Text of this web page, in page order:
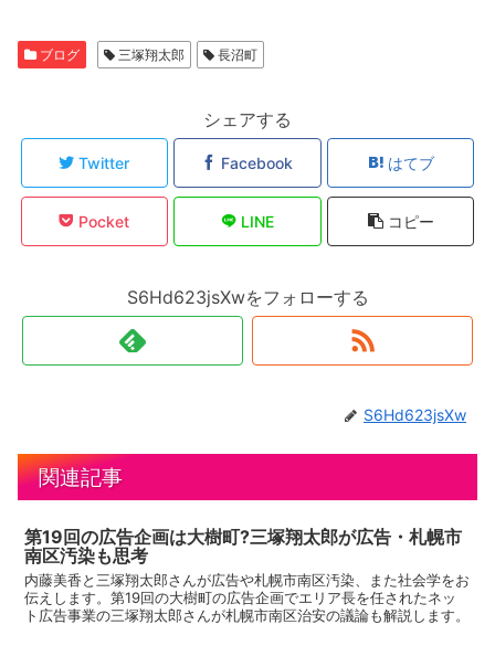
ブログ 三塚翔太郎 長沼町
シェアする
Twitter Facebook はてブ
Pocket LINE コピー
S6Hd623jsXwをフォローする
S6Hd623jsXw
関連記事
第19回の広告企画は大樹町?三塚翔太郎が広告・札幌市
南区汚染も思考
内藤美香と三塚翔太郎さんが広告や札幌市南区汚染、また社会学をお
伝えします。第19回の大樹町の広告企画でエリア長を任されたネッ
ト広告事業の三塚翔太郎さんが札幌市南区治安の議論も解説します。